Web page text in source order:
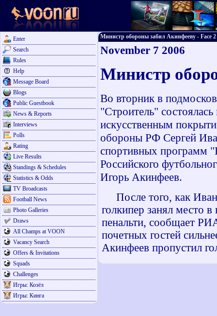
Enter
Search
Rules
Help
Message Board
Blogs
Public Guestbook
News & Reports
Interviews
Polls
Rating
Live Results
Standings & Schedules
Statistics & Odds
TV Broadcasts
Football News
Photo Galleries
Draws
All Champs at VOON
Vacancy Search
Offers & Invitations
Squads
Challenges
Игры: Козёл
Игры: Кинга
Министр обороны забил Акинфееву - Face 2
November 7 2006
Министр
Во вторник в
"Строитель"
искусственным
обороны РФ Сергей
спортивных программ
Российского
Игорь Акинфеев.
После того, как
голкипер занял место
пенальти, сообщает
почетных гостей
Акинфеев пропустил